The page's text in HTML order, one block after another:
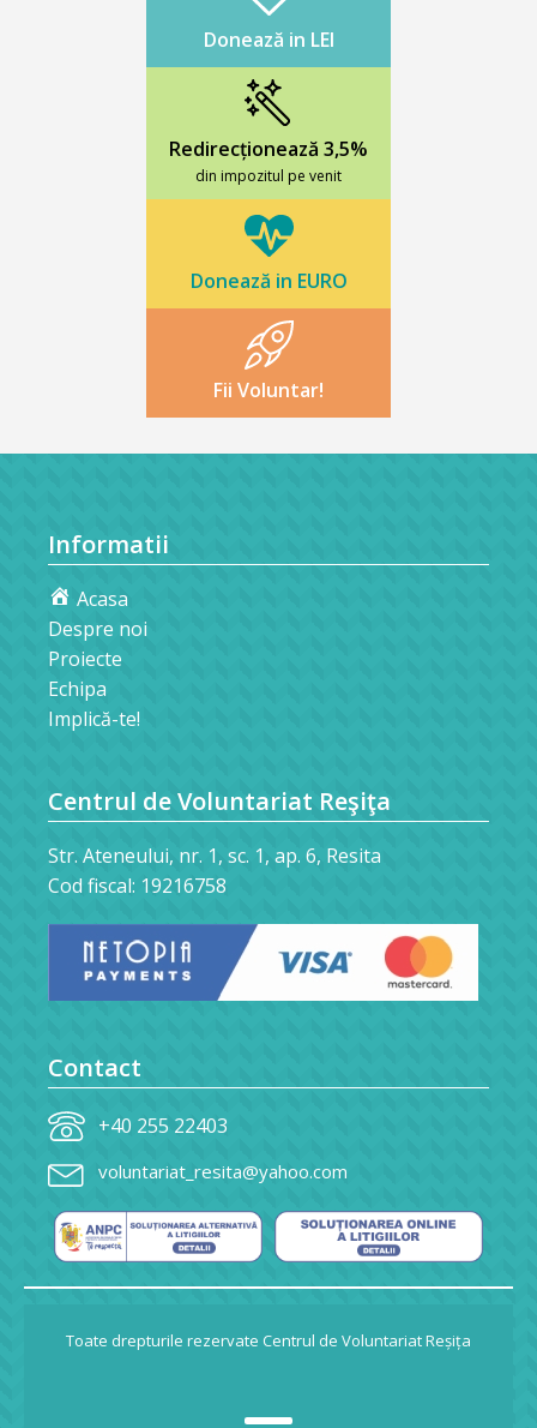
Donează in LEI
Redirecționează 3,5%
din impozitul pe venit
Donează in EURO
Fii Voluntar!
Informatii
Acasa
Despre noi
Proiecte
Echipa
Implică-te!
Centrul de Voluntariat Reşiţa
Str. Ateneului, nr. 1, sc. 1, ap. 6, Resita
Cod fiscal: 19216758
Contact
+40 255 22403
voluntariat_resita@yahoo.com
Toate drepturile rezervate Centrul de Voluntariat Reșița